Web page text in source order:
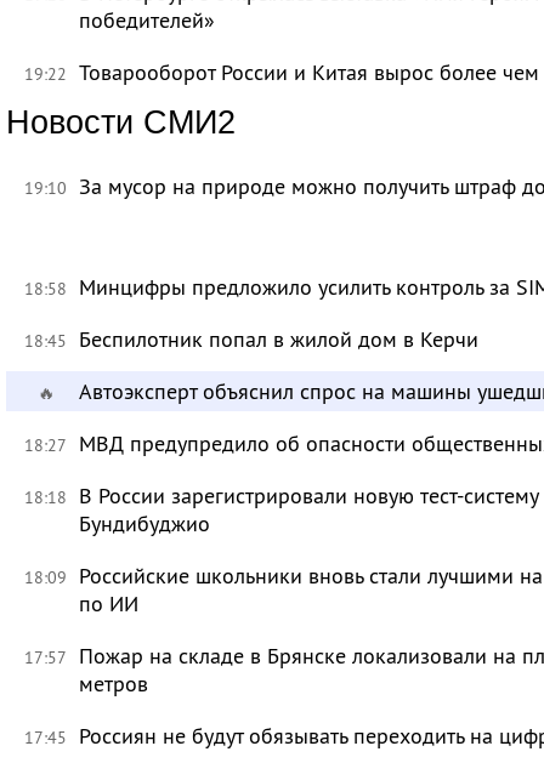
победителей»
19:22 Товарооборот России и Китая вырос более чем
Новости СМИ2
19:10 За мусор на природе можно получить штраф
18:58 Минцифры предложило усилить контроль за
18:45 Беспилотник попал в жилой дом в Керчи
🔥 Автоэксперт объяснил спрос на машины
18:27 МВД предупредило об опасности
18:18
В России зарегистрировали новую тест-
Бундибуджио
18:09
Российские школьники вновь стали лучшими
по ИИ
17:57
Пожар на складе в Брянске локализовали на
метров
17:45 Россиян не будут обязывать переходить на